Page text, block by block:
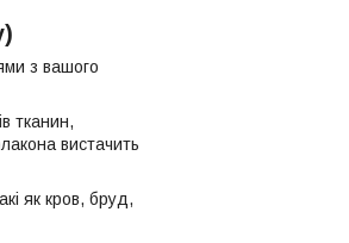
з вашого
тканин,
вистачить
як кров, бруд,